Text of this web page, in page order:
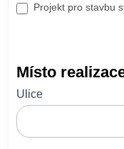
Projekt pro stavbu
Místo
Ulice